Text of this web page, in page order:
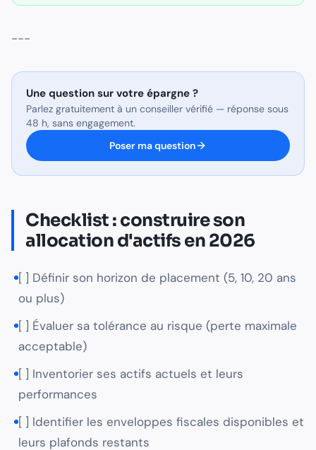
---
Une question sur votre épargne ?
Parlez gratuitement à un conseiller vérifié — réponse sous
48 h, sans engagement.
Poser ma question
Checklist : construire son
allocation d'actifs en 2026
[ ] Définir son horizon de placement (5, 10, 20 ans
ou plus)
[ ] Évaluer sa tolérance au risque (perte maximale
acceptable)
[ ] Inventorier ses actifs actuels et leurs
performances
[ ] Identifier les enveloppes fiscales disponibles et
leurs plafonds restants